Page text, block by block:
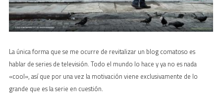
La única forma que se me ocurre de revitalizar un blog comatoso es
hablar de series de televisión. Todo el mundo lo hace y ya no es nada
«cool», así que por una vez la motivación viene exclusivamente de lo
grande que es la serie en cuestión.